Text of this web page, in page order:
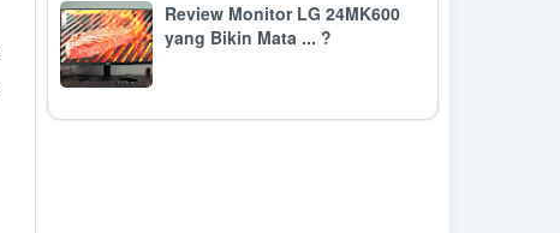
Review Monitor LG 24MK600
yang Bikin Mata ... ?